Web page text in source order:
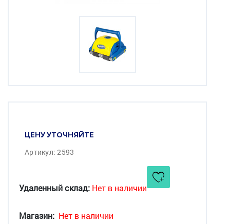
ЦЕНУ УТОЧНЯЙТЕ
Артикул: 2593
Удаленный склад: Нет в наличии
Магазин: Нет в наличии